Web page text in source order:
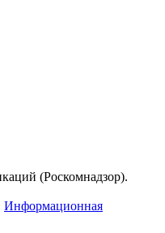
(Роскомнадзор).
Информационная